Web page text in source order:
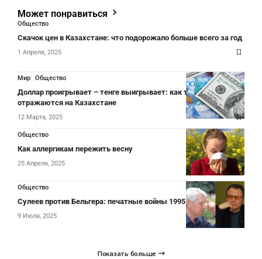
Может понравиться
Общество
Скачок цен в Казахстане: что подорожало больше всего за год
1 Апреля, 2025
Мир Общество
Доллар проигрывает – тенге выигрывает: как торговые войны
отражаются на Казахстане
12 Марта, 2025
Общество
Как аллергикам пережить весну
25 Апреля, 2025
Общество
Сулеев против Бельгера: печатные войны 1995 года
9 Июля, 2025
Показать больше